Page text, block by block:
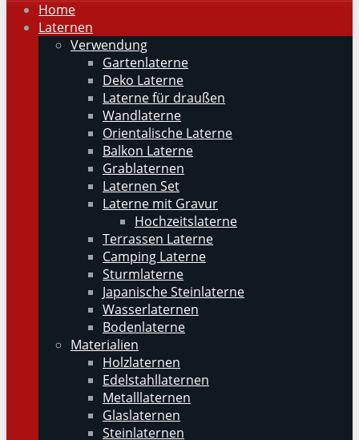
Home
Laternen
Verwendung
Gartenlaterne
Deko Laterne
Laterne für draußen
Wandlaterne
Orientalische Laterne
Balkon Laterne
Grablaternen
Laternen Set
Laterne mit Gravur
Hochzeitslaterne
Terrassen Laterne
Camping Laterne
Sturmlaterne
Japanische Steinlaterne
Wasserlaternen
Bodenlaterne
Materialien
Holzlaternen
Edelstahllaternen
Metalllaternen
Glaslaternen
Steinlaternen